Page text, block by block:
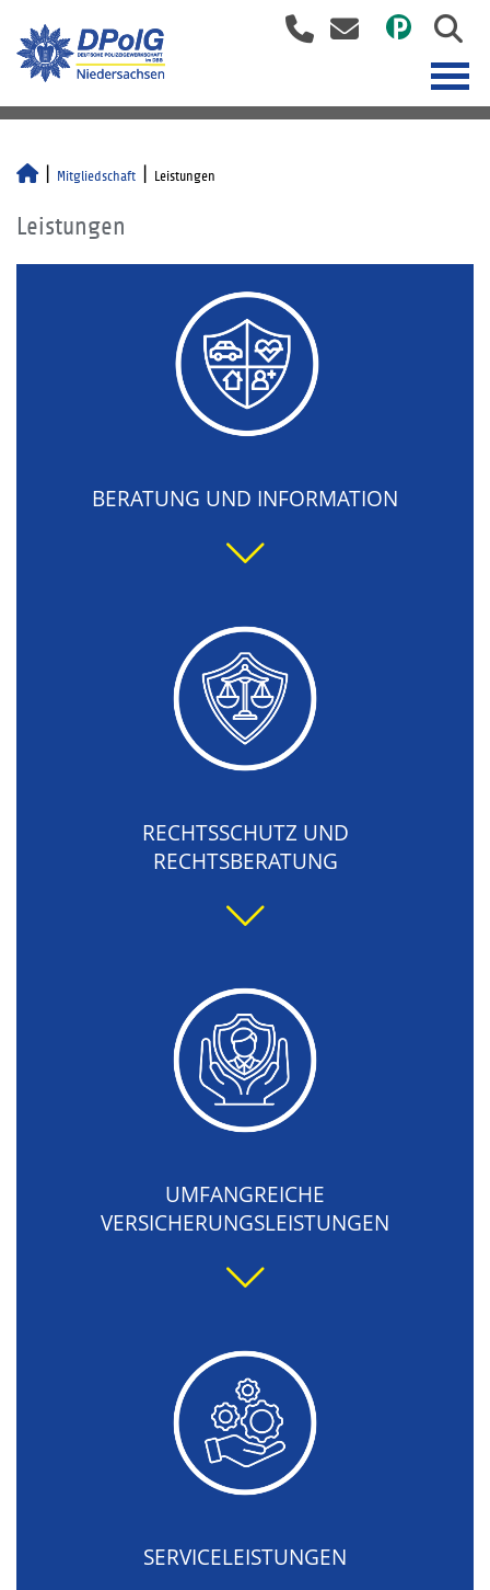
Mitgliedschaft Leistungen
Leistungen
BERATUNG UND INFORMATION
RECHTSSCHUTZ UND
RECHTSBERATUNG
UMFANGREICHE
VERSICHERUNGSLEISTUNGEN
SERVICELEISTUNGEN